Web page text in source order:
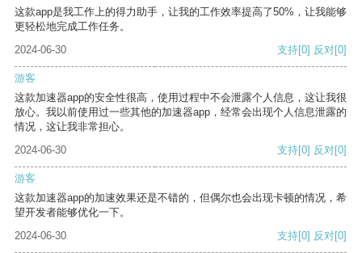
这款app是我工作上的得力助手，让我的工作效率提高了50%，让我能够
更轻松地完成工作任务。
2024-06-30
支持[0] 反对[0]
游客
这款加速器app的安全性很高，使用过程中不会泄露个人信息，这让我很
放心。我以前使用过一些其他的加速器app，经常会出现个人信息泄露的
情况，这让我非常担心。
2024-06-30
支持[0] 反对[0]
游客
这款加速器app的加速效果还是不错的，但偶尔也会出现卡顿的情况，希
望开发者能够优化一下。
2024-06-30
支持[0] 反对[0]